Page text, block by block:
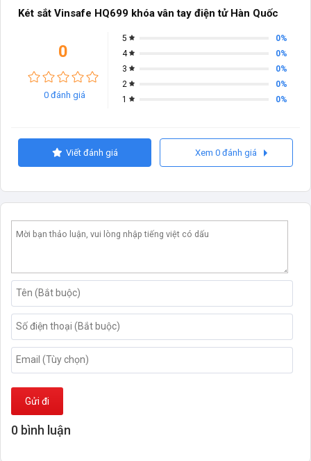
Két sắt Vinsafe HQ699 khóa vân tay điện tử Hàn Quốc
0
0 đánh giá
5
0%
4
0%
3
0%
2
0%
1
0%
Viết đánh giá Xem 0 đánh giá
Gửi đi
0 bình luận